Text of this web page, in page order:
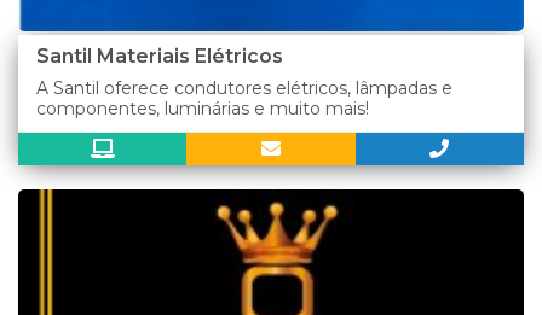
Santil Materiais Elétricos
A Santil oferece condutores elétricos, lâmpadas e
componentes, luminárias e muito mais!